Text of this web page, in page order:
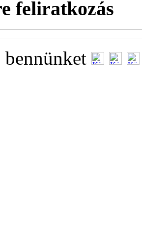
feliratkozás
bennünket